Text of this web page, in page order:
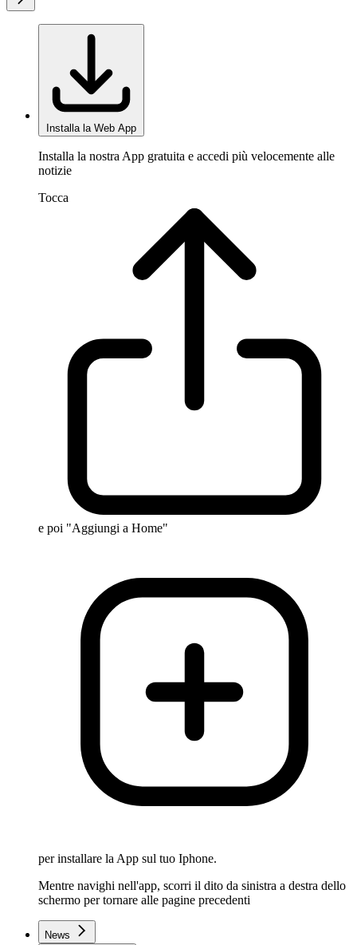
Installa la Web App
Installa la nostra App gratuita e accedi più velocemente alle
notizie
Tocca
e poi "Aggiungi a Home"
per installare la App sul tuo Iphone.
Mentre navighi nell'app, scorri il dito da sinistra a destra dello
schermo per tornare alle pagine precedenti
News